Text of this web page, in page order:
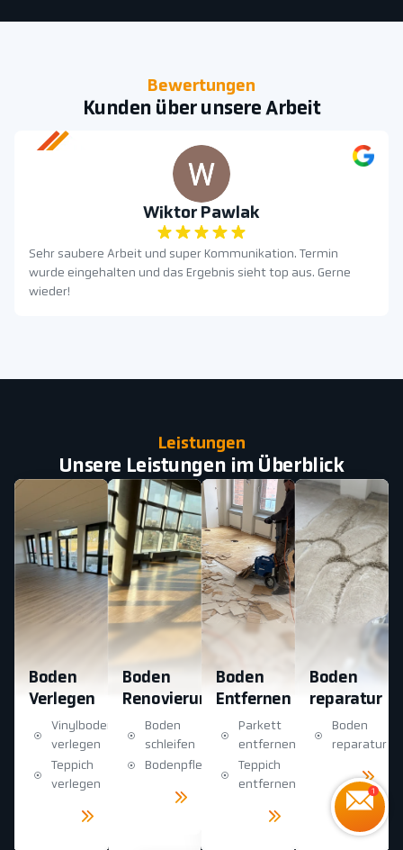
Bewertungen
Kunden über unsere Arbeit
Wiktor Pawlak
Sehr saubere Arbeit und super Kommunikation. Termin
wurde eingehalten und das Ergebnis sieht top aus. Gerne
wieder!
Leistungen
Unsere Leistungen im Überblick
Boden
Verlegen
Vinylboden
verlegen
Teppich
verlegen
Boden
Renovierung
Boden
schleifen
Bodenpflege
Boden
Entfernen
Parkett
entfernen
Teppich
entfernen
Boden
reparatur
Boden
reparatur
sehen